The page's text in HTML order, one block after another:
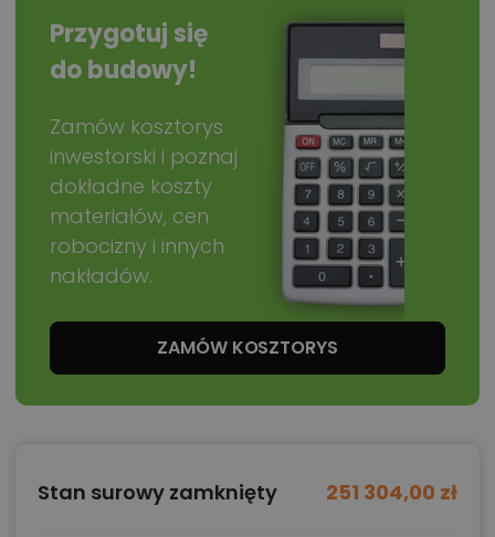
Przygotuj się
do budowy!
Zamów kosztorys
inwestorski i poznaj
dokładne koszty
materiałów, cen
robocizny i innych
nakładów.
ZAMÓW KOSZTORYS
Stan surowy zamknięty 251 304,00 zł